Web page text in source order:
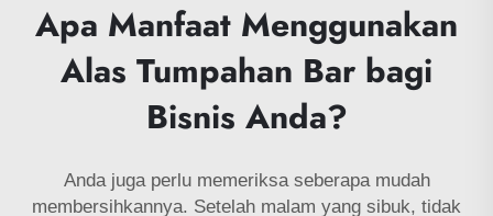
Apa Manfaat Menggunakan
Alas Tumpahan Bar bagi
Bisnis Anda?
Anda juga perlu memeriksa seberapa mudah
membersihkannya. Setelah malam yang sibuk, tidak